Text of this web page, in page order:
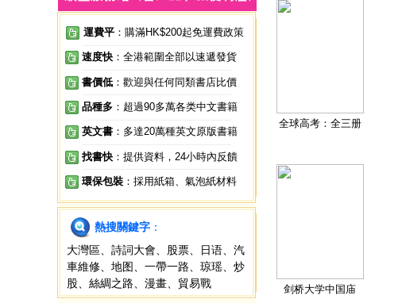
運費平 ：購滿HK$200起免運費政策
速度快 ：全港範圍全部以速遞發貨
書價低 ：歡迎與任何同類書店比價
品種多 ：超過90多萬各类中文書籍
英文書 ：多達20萬種英文原版書籍
找書快 ：提供資料，24小時內反饋
環保包裝 ：採用紙箱、氣泡紙材料
熱搜關鍵字 ：
大灣區
詩詞大會 股票 日语
汽
車維修
地图 一帶一路 琼瑶
炒
股
絲綢之路 漫畫 貿易戰
全球高考：全三册
剑桥大学中国庙